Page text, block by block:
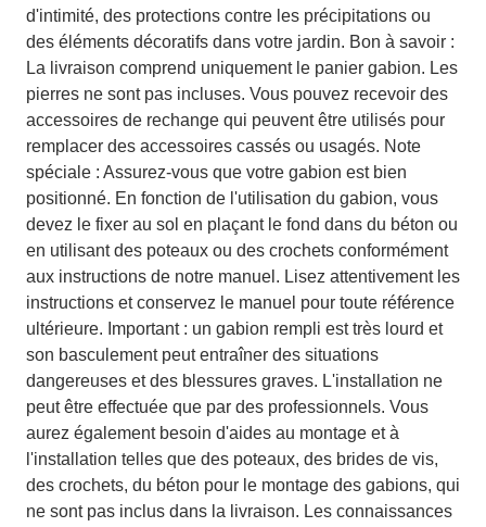
d'intimité, des protections contre les précipitations ou
des éléments décoratifs dans votre jardin. Bon à savoir :
La livraison comprend uniquement le panier gabion. Les
pierres ne sont pas incluses. Vous pouvez recevoir des
accessoires de rechange qui peuvent être utilisés pour
remplacer des accessoires cassés ou usagés. Note
spéciale : Assurez-vous que votre gabion est bien
positionné. En fonction de l'utilisation du gabion, vous
devez le fixer au sol en plaçant le fond dans du béton ou
en utilisant des poteaux ou des crochets conformément
aux instructions de notre manuel. Lisez attentivement les
instructions et conservez le manuel pour toute référence
ultérieure. Important : un gabion rempli est très lourd et
son basculement peut entraîner des situations
dangereuses et des blessures graves. L'installation ne
peut être effectuée que par des professionnels. Vous
aurez également besoin d'aides au montage et à
l'installation telles que des poteaux, des brides de vis,
des crochets, du béton pour le montage des gabions, qui
ne sont pas inclus dans la livraison. Les connaissances